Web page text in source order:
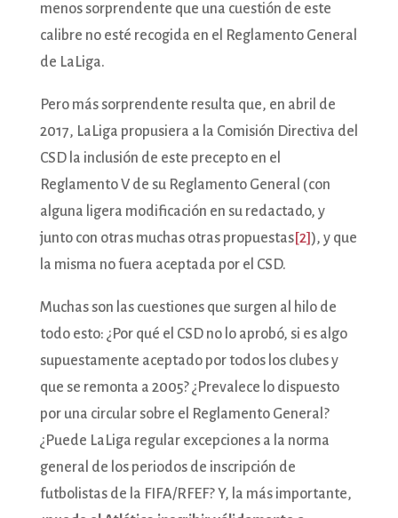
menos sorprendente que una cuestión de este
calibre no esté recogida en el Reglamento General
de LaLiga.
Pero más sorprendente resulta que, en abril de
2017, LaLiga propusiera a la Comisión Directiva del
CSD la inclusión de este precepto en el
Reglamento V de su Reglamento General (con
alguna ligera modificación en su redactado, y
junto con otras muchas otras propuestas[2]), y que
la misma no fuera aceptada por el CSD.
Muchas son las cuestiones que surgen al hilo de
todo esto: ¿Por qué el CSD no lo aprobó, si es algo
supuestamente aceptado por todos los clubes y
que se remonta a 2005? ¿Prevalece lo dispuesto
por una circular sobre el Reglamento General?
¿Puede LaLiga regular excepciones a la norma
general de los periodos de inscripción de
futbolistas de la FIFA/RFEF? Y, la más importante,